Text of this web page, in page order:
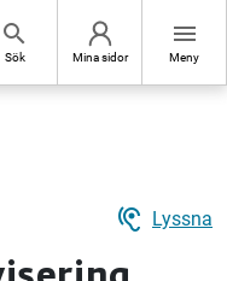
search
Sök Mina sidor
menu
Meny
hearing Lyssna